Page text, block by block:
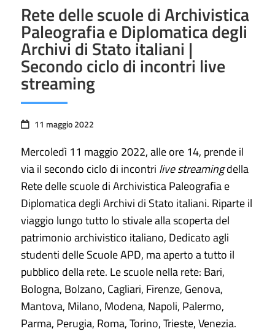
Rete delle scuole di Archivistica
Paleografia e Diplomatica degli
Archivi di Stato italiani |
Secondo ciclo di incontri live
streaming
11 maggio 2022
Mercoledì 11 maggio 2022, alle ore 14, prende il
via il secondo ciclo di incontri live streamingdella
Rete delle scuole di Archivistica Paleografia e
Diplomatica degli Archivi di Stato italiani. Riparte il
viaggio lungo tutto lo stivale alla scoperta del
patrimonio archivistico italiano, Dedicato agli
studenti delle Scuole APD, ma aperto a tutto il
pubblico della rete. Le scuole nella rete: Bari,
Bologna, Bolzano, Cagliari, Firenze, Genova,
Mantova, Milano, Modena, Napoli, Palermo,
Parma, Perugia, Roma, Torino, Trieste, Venezia.